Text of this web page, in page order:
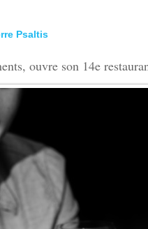
Psaltis
ouvre son 14e